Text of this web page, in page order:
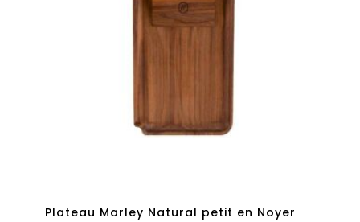
Plateau Marley Natural petit en Noyer